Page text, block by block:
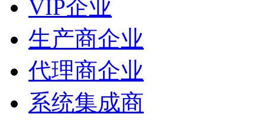
VIP企业
生产商企业
代理商企业
系统集成商